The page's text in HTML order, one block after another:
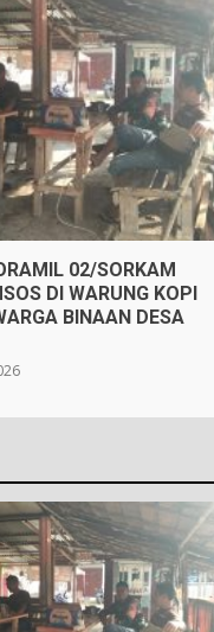
02/SORKAM
DI WARUNG KOPI
BINAAN DESA